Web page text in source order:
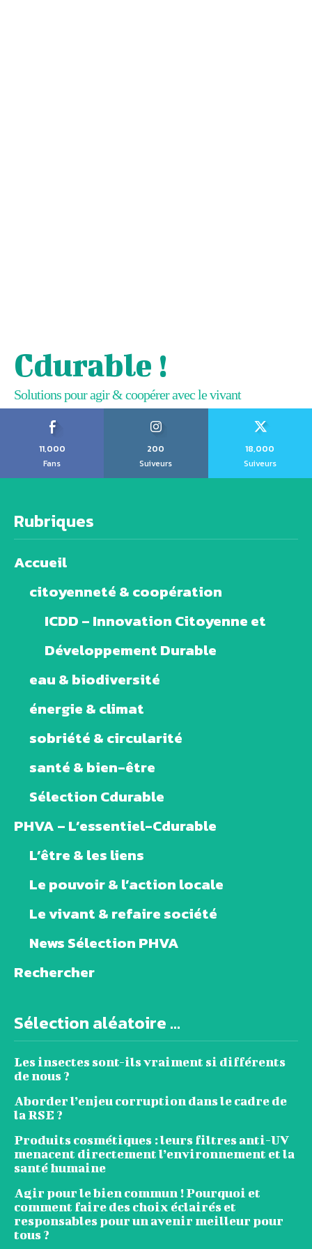
Cdurable !
Solutions pour agir & coopérer avec le vivant
11,000
Fans
200
Suiveurs
18,000
Suiveurs
Rubriques
Accueil
citoyenneté & coopération
ICDD – Innovation Citoyenne et
Développement Durable
eau & biodiversité
énergie & climat
sobriété & circularité
santé & bien-être
Sélection Cdurable
PHVA – L’essentiel-Cdurable
L’être & les liens
Le pouvoir & l’action locale
Le vivant & refaire société
News Sélection PHVA
Rechercher
Sélection aléatoire ...
Les insectes sont-ils vraiment si différents
de nous ?
Aborder l’enjeu corruption dans le cadre de
la RSE ?
Produits cosmétiques : leurs filtres anti-UV
menacent directement l’environnement et la
santé humaine
Agir pour le bien commun ! Pourquoi et
comment faire des choix éclairés et
responsables pour un avenir meilleur pour
tous ?